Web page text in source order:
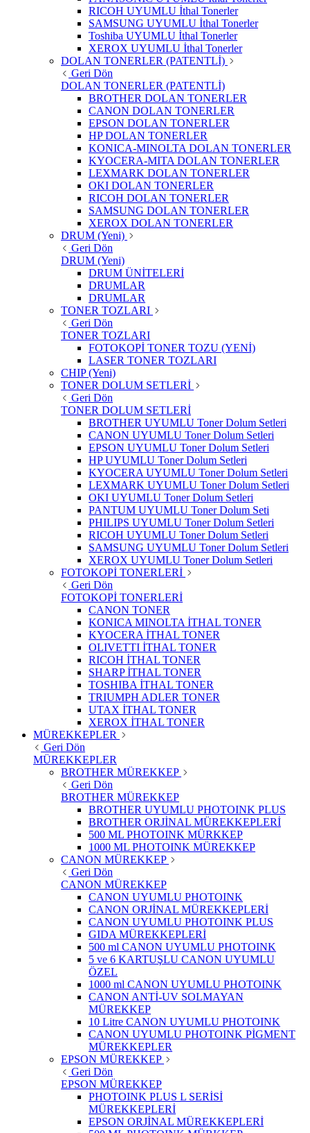
RICOH UYUMLU İthal Tonerler
SAMSUNG UYUMLU İthal Tonerler
Toshiba UYUMLU İthal Tonerler
XEROX UYUMLU İthal Tonerler
DOLAN TONERLER (PATENTLİ)
Geri Dön
DOLAN TONERLER (PATENTLİ)
BROTHER DOLAN TONERLER
CANON DOLAN TONERLER
EPSON DOLAN TONERLER
HP DOLAN TONERLER
KONICA-MINOLTA DOLAN TONERLER
KYOCERA-MITA DOLAN TONERLER
LEXMARK DOLAN TONERLER
OKI DOLAN TONERLER
RICOH DOLAN TONERLER
SAMSUNG DOLAN TONERLER
XEROX DOLAN TONERLER
DRUM (Yeni)
Geri Dön
DRUM (Yeni)
DRUM ÜNİTELERİ
DRUMLAR
DRUMLAR
TONER TOZLARI
Geri Dön
TONER TOZLARI
FOTOKOPİ TONER TOZU (YENİ)
LASER TONER TOZLARI
CHIP (Yeni)
TONER DOLUM SETLERİ
Geri Dön
TONER DOLUM SETLERİ
BROTHER UYUMLU Toner Dolum Setleri
CANON UYUMLU Toner Dolum Setleri
EPSON UYUMLU Toner Dolum Setleri
HP UYUMLU Toner Dolum Setleri
KYOCERA UYUMLU Toner Dolum Setleri
LEXMARK UYUMLU Toner Dolum Setleri
OKI UYUMLU Toner Dolum Setleri
PANTUM UYUMLU Toner Dolum Seti
PHILIPS UYUMLU Toner Dolum Setleri
RICOH UYUMLU Toner Dolum Setleri
SAMSUNG UYUMLU Toner Dolum Setleri
XEROX UYUMLU Toner Dolum Setleri
FOTOKOPİ TONERLERİ
Geri Dön
FOTOKOPİ TONERLERİ
CANON TONER
KONICA MINOLTA İTHAL TONER
KYOCERA İTHAL TONER
OLIVETTI İTHAL TONER
RICOH İTHAL TONER
SHARP İTHAL TONER
TOSHIBA İTHAL TONER
TRIUMPH ADLER TONER
UTAX İTHAL TONER
XEROX İTHAL TONER
MÜREKKEPLER
Geri Dön
MÜREKKEPLER
BROTHER MÜREKKEP
Geri Dön
BROTHER MÜREKKEP
BROTHER UYUMLU PHOTOINK PLUS
BROTHER ORJİNAL MÜREKKEPLERİ
500 ML PHOTOINK MÜRKKEP
1000 ML PHOTOINK MÜREKKEP
CANON MÜREKKEP
Geri Dön
CANON MÜREKKEP
CANON UYUMLU PHOTOINK
CANON ORJİNAL MÜREKKEPLERİ
CANON UYUMLU PHOTOINK PLUS
GIDA MÜREKKEPLERİ
500 ml CANON UYUMLU PHOTOINK
5 ve 6 KARTUŞLU CANON UYUMLU
ÖZEL
1000 ml CANON UYUMLU PHOTOINK
CANON ANTİ-UV SOLMAYAN
MÜREKKEP
10 Litre CANON UYUMLU PHOTOINK
CANON UYUMLU PHOTOINK PİGMENT
MÜREKKEPLER
EPSON MÜREKKEP
Geri Dön
EPSON MÜREKKEP
PHOTOINK PLUS L SERİSİ
MÜREKKEPLERİ
EPSON ORJİNAL MÜREKKEPLERİ